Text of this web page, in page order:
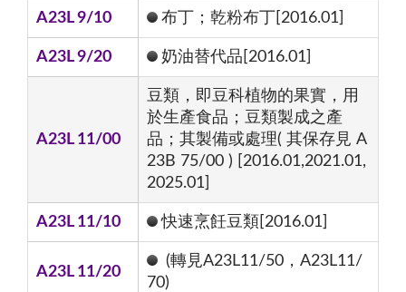
A23L 9/10 布丁；乾粉布丁[2016.01]
A23L 9/20 奶油替代品[2016.01]
A23L 11/00
豆類，即豆科植物的果實，用
於生產食品；豆類製成之產
品；其製備或處理( 其保存見 A
23B 75/00 ) [2016.01,2021.01,
2025.01]
A23L 11/10 快速烹飪豆類[2016.01]
A23L 11/20
(轉見A23L11/50，A23L11/
70)